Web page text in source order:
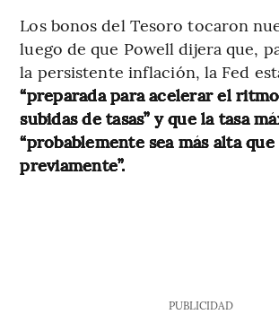
Los bonos del Tesoro tocaron
luego de que Powell dijera que,
la persistente inflación, la Fed
“preparada para acelerar el
subidas de tasas” y que la tasa
“probablemente sea más alta
previamente”.
PUBLICIDAD